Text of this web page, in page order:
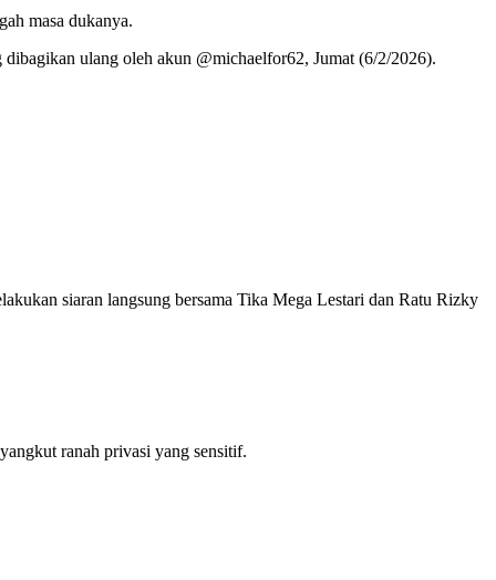
masa dukanya.
ulang oleh akun @michaelfor62, Jumat (6/2/2026).
siaran langsung bersama Tika Mega Lestari dan Ratu Rizky
ranah privasi yang sensitif.